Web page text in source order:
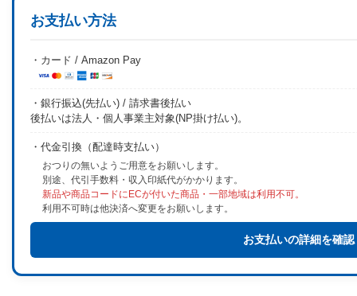
お支払い方法
・カード / Amazon Pay
・銀行振込(先払い) / 請求書後払い
後払いは法人・個人事業主対象(NP掛け払い)。
・代金引換（配達時支払い）
おつりの無いようご用意をお願いします。
別途、代引手数料・収入印紙代がかかります。
新品や商品コードにECが付いた商品・一部地域は利用不可。
利用不可時は他決済へ変更をお願いします。
お支払いの詳細を確認